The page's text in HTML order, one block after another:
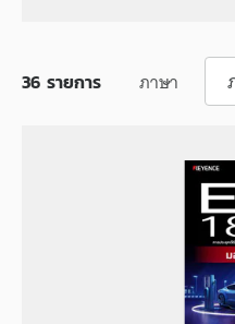
ภาษา
36 รายการ